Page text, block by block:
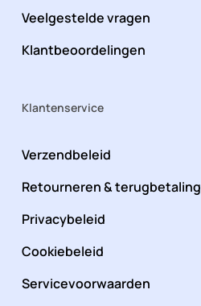
Veelgestelde vragen
Klantbeoordelingen
Klantenservice
Verzendbeleid
Retourneren & terugbetaling
Privacybeleid
Cookiebeleid
Servicevoorwaarden